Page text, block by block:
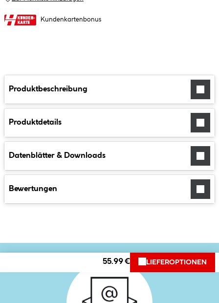
Kundenkartenbonus
Produktbeschreibung
Produktdetails
Datenblätter & Downloads
Bewertungen
55.99 € LIEFEROPTIONEN